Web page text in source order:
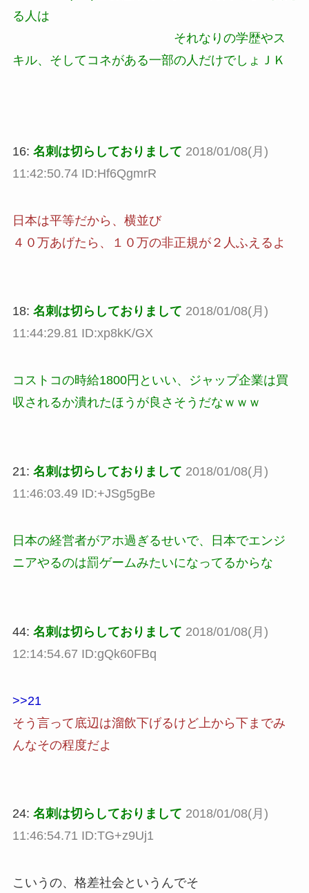
る人は
それなりの学歴やス
キル、そしてコネがある一部の人だけでしょＪＫ
16: 名刺は切らしておりまして 2018/01/08(月)
11:42:50.74 ID:Hf6QgmrR
日本は平等だから、横並び
４０万あげたら、１０万の非正規が２人ふえるよ
18: 名刺は切らしておりまして 2018/01/08(月)
11:44:29.81 ID:xp8kK/GX
コストコの時給1800円といい、ジャップ企業は買
収されるか潰れたほうが良さそうだなｗｗｗ
21: 名刺は切らしておりまして 2018/01/08(月)
11:46:03.49 ID:+JSg5gBe
日本の経営者がアホ過ぎるせいで、日本でエンジ
ニアやるのは罰ゲームみたいになってるからな
44: 名刺は切らしておりまして 2018/01/08(月)
12:14:54.67 ID:gQk60FBq
>>21
そう言って底辺は溜飲下げるけど上から下までみ
んなその程度だよ
24: 名刺は切らしておりまして 2018/01/08(月)
11:46:54.71 ID:TG+z9Uj1
こいうの、格差社会というんでそ